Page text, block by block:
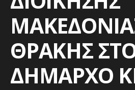
ΘΡΑΚΗΣ
ΔΗΜΑΡΧΟ